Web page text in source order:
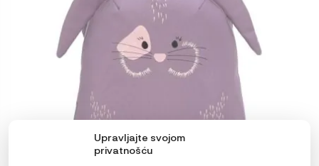
Upravljajte svojom
privatnošću